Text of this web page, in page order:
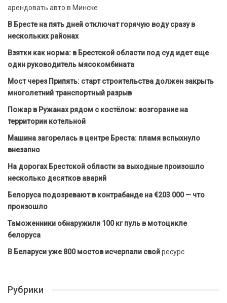
арендовать авто в Минске
В Бресте на пять дней отключат горячую воду сразу в
нескольких районах
Взятки как норма: в Брестской области под суд идет еще
один руководитель мясокомбината
Мост через Припять: старт строительства должен закрыть
многолетний транспортный разрыв
Пожар в Ружанах рядом с костёлом: возгорание на
территории котельной
Машина загорелась в центре Бреста: пламя вспыхнуло
внезапно
На дорогах Брестской области за выходные произошло
несколько десятков аварий
Белоруса подозревают в контрабанде на €203 000 — что
произошло
Таможенники обнаружили 100 кг пуль в мотоцикле
белоруса
В Беларуси уже 800 мостов исчерпали свойресурс
Рубрики